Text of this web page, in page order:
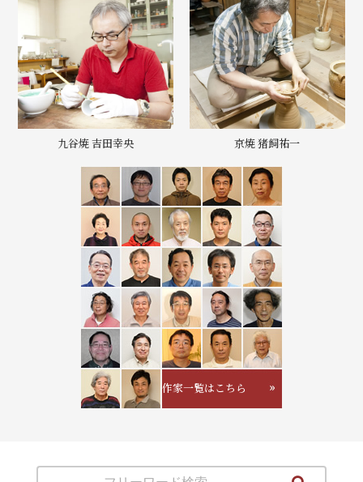
九谷焼 吉田幸央 京焼 猪飼祐一
作家一覧はこちら